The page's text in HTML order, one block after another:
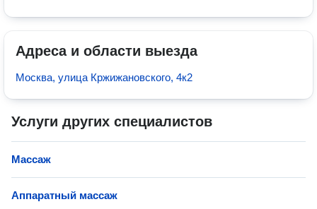
Адреса и области выезда
Москва, улица Кржижановского, 4к2
Услуги других специалистов
Массаж
Аппаратный массаж